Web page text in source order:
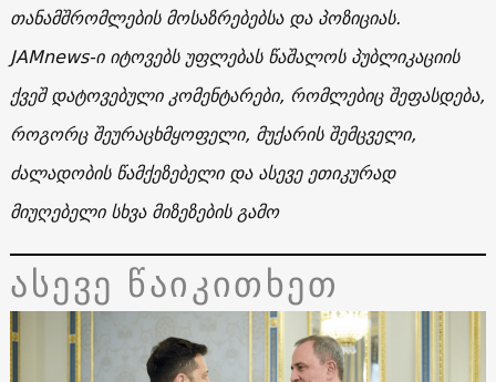
თანამშრომლების მოსაზრებებსა და პოზიციას.
JAMnews-ი იტოვებს უფლებას წაშალოს პუბლიკაციის
ქვეშ დატოვებული კომენტარები, რომლებიც შეფასდება,
როგორც შეურაცხმყოფელი, მუქარის შემცველი,
ძალადობის წამქეზებელი და ასევე ეთიკურად
მიუღებელი სხვა მიზეზების გამო
ასევე წაიკითხეთ